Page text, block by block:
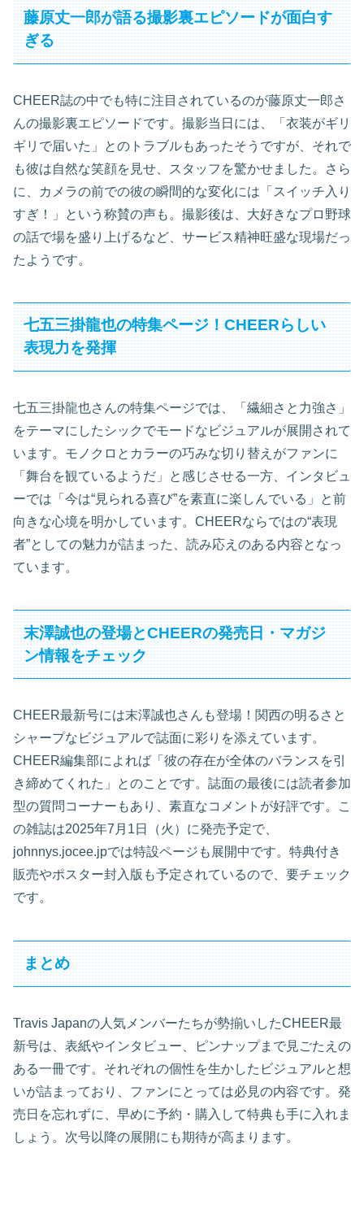
藤原丈一郎が語る撮影裏エピソードが面白す
ぎる
CHEER誌の中でも特に注目されているのが藤原丈一郎さ
んの撮影裏エピソードです。撮影当日には、「衣装がギリ
ギリで届いた」とのトラブルもあったそうですが、それで
も彼は自然な笑顔を見せ、スタッフを驚かせました。さら
に、カメラの前での彼の瞬間的な変化には「スイッチ入り
すぎ！」という称賛の声も。撮影後は、大好きなプロ野球
の話で場を盛り上げるなど、サービス精神旺盛な現場だっ
たようです。
七五三掛龍也の特集ページ！CHEERらしい
表現力を発揮
七五三掛龍也さんの特集ページでは、「繊細さと力強さ」
をテーマにしたシックでモードなビジュアルが展開されて
います。モノクロとカラーの巧みな切り替えがファンに
「舞台を観ているようだ」と感じさせる一方、インタビュ
ーでは「今は“見られる喜び”を素直に楽しんでいる」と前
向きな心境を明かしています。CHEERならではの“表現
者”としての魅力が詰まった、読み応えのある内容となっ
ています。
末澤誠也の登場とCHEERの発売日・マガジ
ン情報をチェック
CHEER最新号には末澤誠也さんも登場！関西の明るさと
シャープなビジュアルで誌面に彩りを添えています。
CHEER編集部によれば「彼の存在が全体のバランスを引
き締めてくれた」とのことです。誌面の最後には読者参加
型の質問コーナーもあり、素直なコメントが好評です。こ
の雑誌は2025年7月1日（火）に発売予定で、
johnnys.jocee.jpでは特設ページも展開中です。特典付き
販売やポスター封入版も予定されているので、要チェック
です。
まとめ
Travis Japanの人気メンバーたちが勢揃いしたCHEER最
新号は、表紙やインタビュー、ピンナップまで見ごたえの
ある一冊です。それぞれの個性を生かしたビジュアルと想
いが詰まっており、ファンにとっては必見の内容です。発
売日を忘れずに、早めに予約・購入して特典も手に入れま
しょう。次号以降の展開にも期待が高まります。